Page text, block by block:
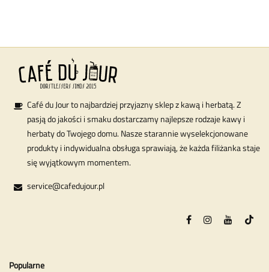
Café du Jour to najbardziej przyjazny sklep z kawą i herbatą. Z
pasją do jakości i smaku dostarczamy najlepsze rodzaje kawy i
herbaty do Twojego domu. Nasze starannie wyselekcjonowane
produkty i indywidualna obsługa sprawiają, że każda filiżanka staje
się wyjątkowym momentem.
service@cafedujour.pl
Popularne